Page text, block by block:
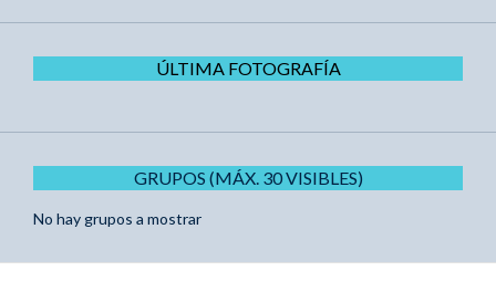
ÚLTIMA FOTOGRAFÍA
GRUPOS (MÁX. 30 VISIBLES)
No hay grupos a mostrar